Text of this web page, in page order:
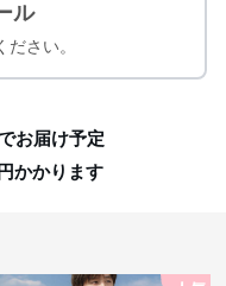
ル
さい。
お届け予定
円かかります